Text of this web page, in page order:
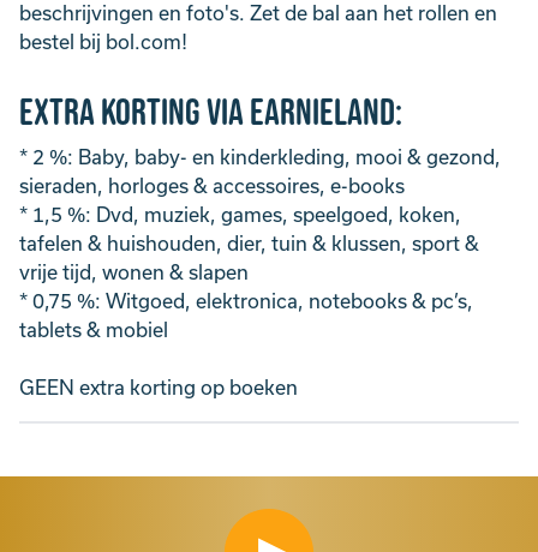
beschrijvingen en foto's. Zet de bal aan het rollen en
bestel bij bol.com!
Extra Korting via Earnieland:
* 2 %: Baby, baby- en kinderkleding, mooi & gezond,
sieraden, horloges & accessoires, e-books
* 1,5 %: Dvd, muziek, games, speelgoed, koken,
tafelen & huishouden, dier, tuin & klussen, sport &
vrije tijd, wonen & slapen
* 0,75 %: Witgoed, elektronica, notebooks & pc’s,
tablets & mobiel
GEEN extra korting op boeken